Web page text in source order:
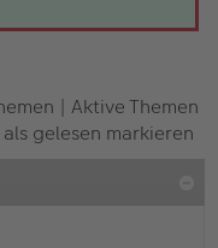
| Aktive Themen
als gelesen markieren